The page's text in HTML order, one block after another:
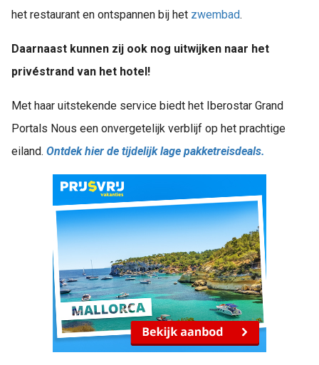
het restaurant en ontspannen bij het zwembad.
Daarnaast kunnen zij ook nog uitwijken naar het
privéstrand van het hotel!
Met haar uitstekende service biedt het Iberostar Grand
Portals Nous een onvergetelijk verblijf op het prachtige
eiland. Ontdek hier de tijdelijk lage pakketreisdeals.